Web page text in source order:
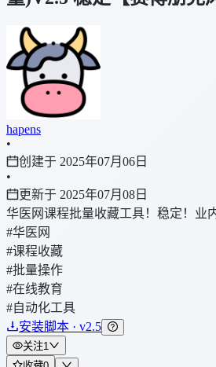
hapens
•
创建于 2025年07月06日
•
更新于 2025年07月08日
华医网课程批量收藏工具！稳定！业
#华医网
#课程收藏
#批量操作
#在线教育
#自动化工具
安装脚本 · v2.5
关注1